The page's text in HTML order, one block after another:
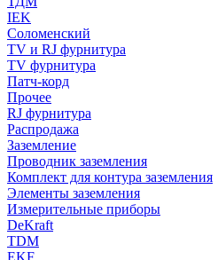
IEK
Соломенский
TV и RJ фурнитура
TV фурнитура
Патч-корд
Прочее
RJ фурнитура
Распродажа
Заземление
Проводник заземления
Комплект для контура заземления
Элементы заземления
Измерительные приборы
DeKraft
TDM
EKF